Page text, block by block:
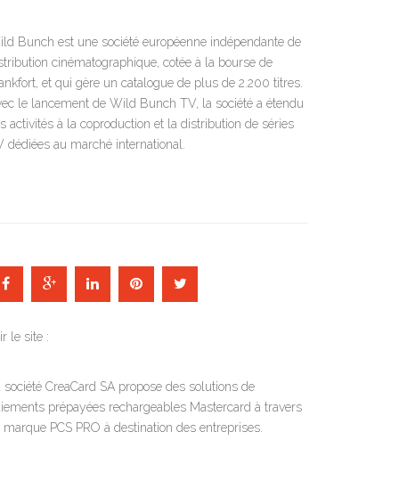
Bunch est une société européenne indépendante de
cinématographique, cotée à la bourse de
et qui gère un catalogue de plus de 2.200 titres.
le lancement de Wild Bunch TV, la société a étendu
activités à la coproduction et la distribution de séries
dédiées au marché international.
le site :
société CreaCard SA propose des solutions de
prépayées rechargeables Mastercard à travers
marque PCS PRO à destination des entreprises.